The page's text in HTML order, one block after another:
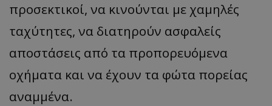
προσεκτικοί, να κινούνται με χαμηλές
ταχύτητες, να διατηρούν ασφαλείς
αποστάσεις από τα προπορευόμενα
οχήματα και να έχουν τα φώτα πορείας
αναμμένα.